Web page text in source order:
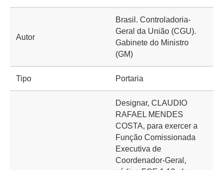
Autor
Brasil. Controladoria-
Geral da União (CGU).
Gabinete do Ministro
(GM)
Tipo Portaria
Designar, CLAUDIO
RAFAEL MENDES
COSTA, para exercer a
Função Comissionada
Executiva de
Coordenador-Geral,